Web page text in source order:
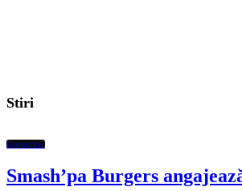
Stiri
Economic
Smash’pa Burgers